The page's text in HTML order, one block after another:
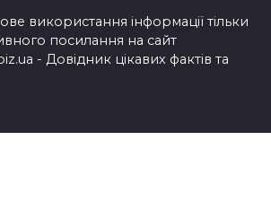
використання інформації тільки
посилання на сайт
- Довідник цікавих фактів та